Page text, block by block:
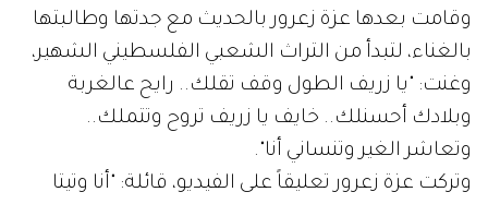
وقامت بعدها عزة زعرور بالحديث مع جدتها وطالبتها
بالغناء، لتبدأ من التراث الشعبي الفلسطيني الشهير،
وغنت: "يا زريف الطول وقف تقلك.. رايح عالغربة
وبلادك أحسنلك.. خايف يا زريف تروح وتتملك..
وتعاشر الغير وتنساني أنا".
وتركت عزة زعرور تعليقاً على الفيديو، قائلة: "أنا وتيتا